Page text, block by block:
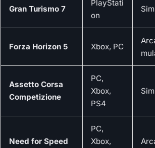
Gran Turismo 7
PlayStati
on
Forza Horizon 5 Xbox, PC
Assetto Corsa
Competizione
PC,
Xbox,
PS4
Need for Speed
PC,
Xbox,